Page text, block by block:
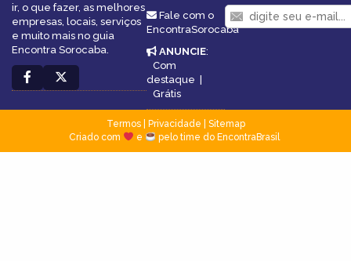
ir, o que fazer, as melhores
empresas, locais, serviços
e muito mais no guia
Encontra Sorocaba.
Fale com o
EncontraSorocaba
ANUNCIE:
Com
destaque |
Grátis
Termos| Privacidade
Sitemap
Criado com
e pelo time do EncontraBrasil